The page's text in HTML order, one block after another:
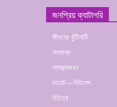
জনপ্রিয় ক্যাটাগরি
জীবনের খুঁটিনাটি
অন্যান্য
স্বাস্থ্যকাহন
ডায়েট—ফিটনেস
বিচিত্র